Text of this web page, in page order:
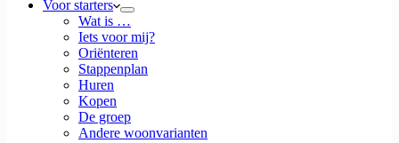
Voor starters
Wat is …
Iets voor mij?
Oriënteren
Stappenplan
Huren
Kopen
De groep
Andere woonvarianten